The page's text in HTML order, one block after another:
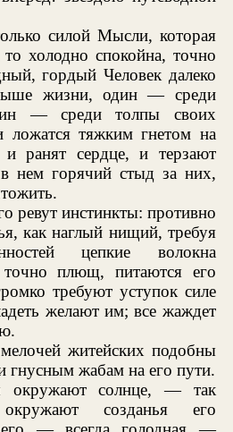
силой Мысли, которая
холодно спокойна, точно
гордый Человек далеко
жизни, один — среди
— среди толпы своих
тяжким гнетом на
и ранят сердце, и терзают
нем горячий стыд за них,
ревут инстинкты: противно
как наглый нищий, требуя
цепкие волокна
плющ, питаются его
требуют уступок силе
желают им; все жаждет
житейских подобны
гнусным жабам на его пути.
окружают солнце, — так
созданья его